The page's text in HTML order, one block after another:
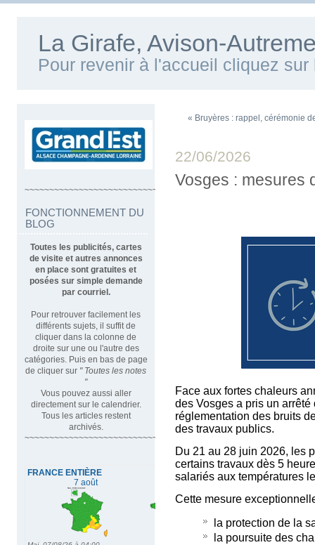
La Girafe, Avison-
Pour revenir à l'accueil cliquez sur
~~~~~~~~~~~~~~~~~~~~~~~~~~~~~~~~~~
FONCTIONNEMENT DU
BLOG
Toutes les publicités, cartes
de visite et autres annonces
en place sont gratuites et
posées sur simple demande
par courriel.
Pour retrouver facilement les
différents sujets, il suffit de
cliquer dans la colonne de
droite sur une ou l'autre des
catégories. Puis en bas de page
de cliquer sur " Toutes les notes
"
Vous pouvez aussi aller
directement sur le calendrier.
Tous les articles restent
archivés.
~~~~~~~~~~~~~~~~~~~~~~~~~~~~~~~~~
« Bruyères : rappel, cérémonie
22/06/2026
Vosges : mesures
Face aux fortes chaleurs
des Vosges a pris un
réglementation des bruits
des travaux publics.
Du 21 au 28 juin 2026, les
certains travaux dès 5
salariés aux températures
Cette mesure
la protection de la
la poursuite des